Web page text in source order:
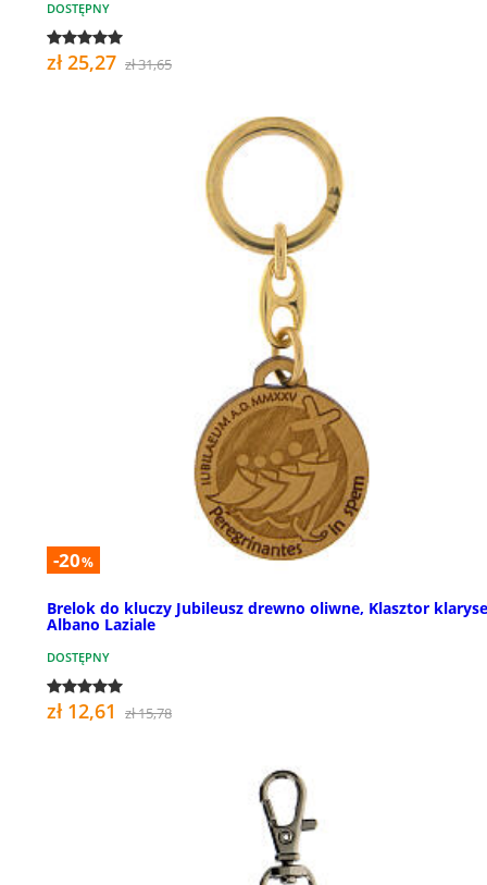
DOSTĘPNY
zł 25,27 zł 31,65
-20%
Brelok do kluczy Jubileusz drewno oliwne, Klasztor
Albano Laziale
DOSTĘPNY
zł 12,61 zł 15,78